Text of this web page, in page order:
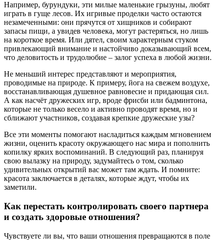
Например, бурундуки, эти милые маленькие грызуны, любят
играть в гуще лесов. Их игривые проделки часто остаются
незамеченными: они прячутся от хищников и собирают
запасы пищи, а увидев человека, могут растеряться, но лишь
на короткое время. Или дятел, своим характерным стуком
привлекающий внимание и настойчиво доказывающий всем,
что деловитость и трудолюбие – залог успеха в любой жизни.
Не меньший интерес представляют и мероприятия,
проводимые на природе. К примеру, йога на свежем воздухе,
восстанавливающая душевное равновесие и придающая сил.
А как насчёт дружеских игр, вроде фрисби или бадминтона,
которые не только весело и активно проводят время, но и
сближают участников, создавая крепкие дружеские узы?
Все эти моменты помогают насладиться каждым мгновением
жизни, оценить красоту окружающего нас мира и пополнить
копилку ярких воспоминаний. В следующий раз, планируя
свою вылазку на природу, задумайтесь о том, сколько
удивительных открытий вас может там ждать. И помните:
красота заключается в деталях, которые ждут, чтобы их
заметили.
Как перестать контролировать своего партнера
и создать здоровые отношения?
Чувствуете ли вы, что ваши отношения превращаются в поле